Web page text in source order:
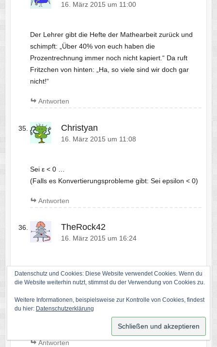
16. März 2015 um 11:00
Der Lehrer gibt die Hefte der Mathearbeit zurück und
schimpft: „Über 40% von euch haben die
Prozentrechnung immer noch nicht kapiert.“ Da ruft
Fritzchen von hinten: „Ha, so viele sind wir doch gar
nicht!“
Antworten
Christyan
16. März 2015 um 11:08
Sei ε < 0 …
(Falls es Konvertierungsprobleme gibt: Sei epsilon < 0)
Antworten
TheRock42
16. März 2015 um 16:24
Erst einmal vielen Dank für diesen tollen Event.
Mein Beitrag hierzu:
Wie geht ein Mathematiker auf Löwenjagd? Er stellt
einen Käfig in die Savanne, kriecht hinein und ruft
Antworten
Datenschutz und Cookies: Diese Website verwendet Cookies. Wenn du
die Website weiterhin nutzt, stimmst du der Verwendung von Cookies zu.
Weitere Informationen, beispielsweise zur Kontrolle von Cookies, findest
du hier: Datenschutzerklärung